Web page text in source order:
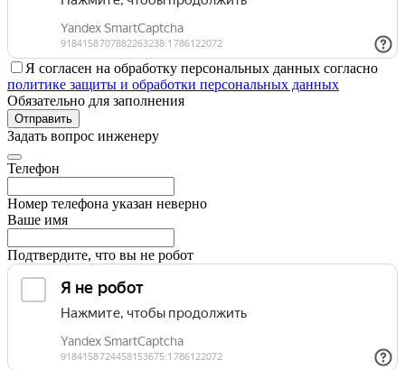
Я согласен на обработку персональных данных согласно
политике защиты и обработки персональных данных
Обязательно для заполнения
Отправить
Задать вопрос инженеру
Телефон
Номер телефона указан неверно
Ваше имя
Подтвердите, что вы не робот